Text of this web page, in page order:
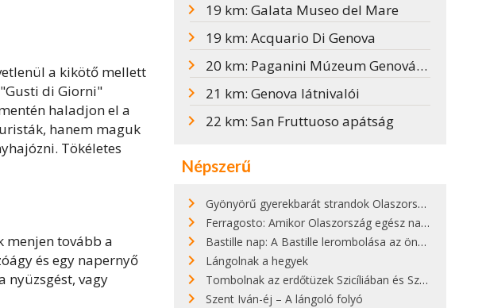
a kikötő mellett
di Giorni"
haladjon el a
hanem maguk
Tökéletes
menjen tovább a
és egy napernyő
nyüzsgést, vagy
19 km: Galata Museo del Mare
19 km: Acquario Di Genova
20 km: Paganini Múzeum Genovában
21 km: Genova látnivalói
22 km: San Fruttuoso apátság
Népszerű
Gyönyörű gyerekbarát strandok Olaszországban - megmutatjuk a 15 legjobbat
Ferragosto: Amikor Olaszország egész nap nyaral
Bastille nap: A Bastille lerombolása az önkényuralom végét jelentette
Lángolnak a hegyek
Tombolnak az erdőtüzek Szicíliában és Szardínián
Szent Iván-éj – A lángoló folyó